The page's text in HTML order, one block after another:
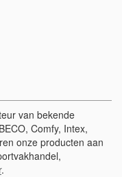
van bekende
Comfy, Intex,
onze producten aan
.